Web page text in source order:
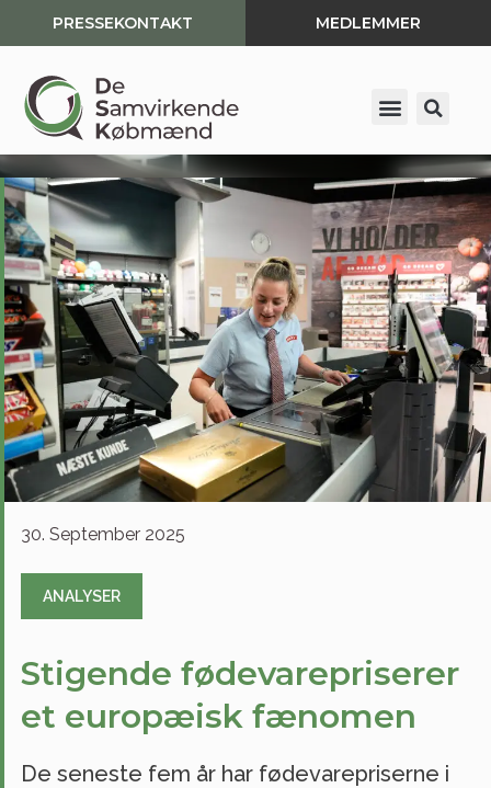
til
indhold
PRESSEKONTAKT MEDLEMMER
30. September 2025
ANALYSER
Stigende fødevarepriserer
et europæisk fænomen
De seneste fem år har fødevarepriserne i